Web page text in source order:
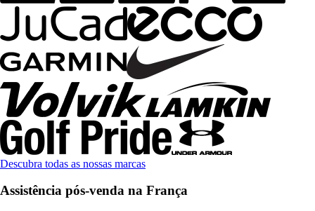
Descubra todas as nossas marcas
Assistência pós-venda na França